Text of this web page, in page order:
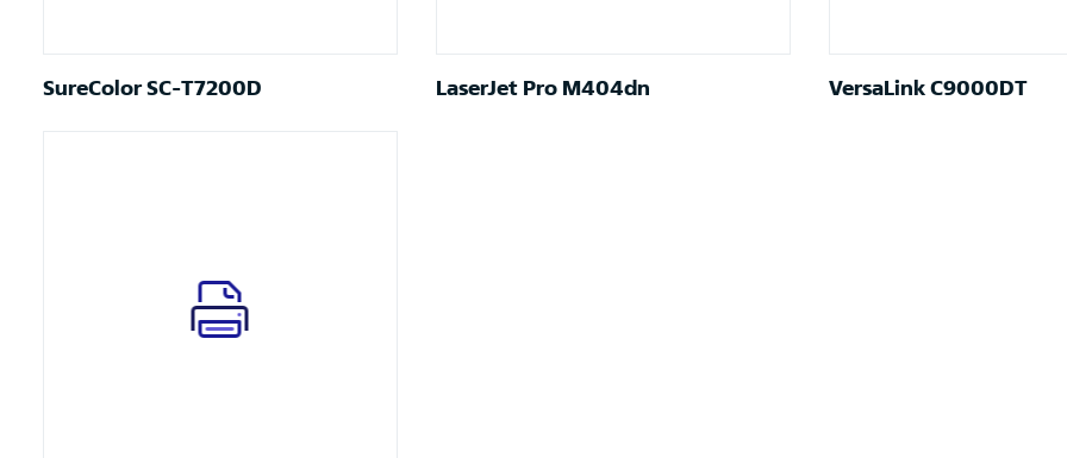
SureColor SC-T7200D LaserJet Pro M404dn VersaLink C9000DT